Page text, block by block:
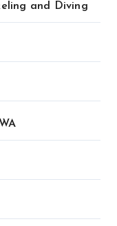
and Diving